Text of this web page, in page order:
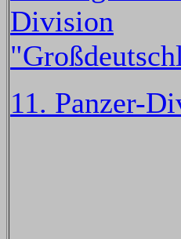
Division
11. Panzer-